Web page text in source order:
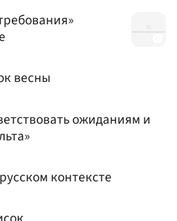
весны
ожиданиям и
контексте